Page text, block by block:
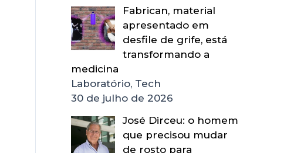
Fabrican, material
apresentado em
desfile de grife, está
transformando a
medicina
Laboratório, Tech
30 de julho de 2026
José Dirceu: o homem
que precisou mudar
de rosto para